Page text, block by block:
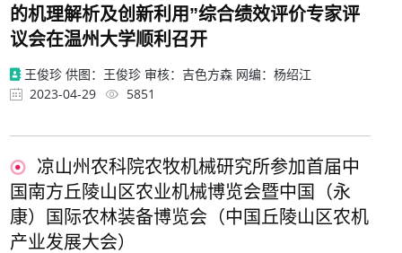
的机理解析及创新利用”综合绩效评价专家评
议会在温州大学顺利召开
王俊珍 供图：王俊珍 审核：吉色方森 网编：杨绍江
2023-04-29
5851
凉山州农科院农牧机械研究所参加首届中
国南方丘陵山区农业机械博览会暨中国（永
康）国际农林装备博览会（中国丘陵山区农机
产业发展大会）